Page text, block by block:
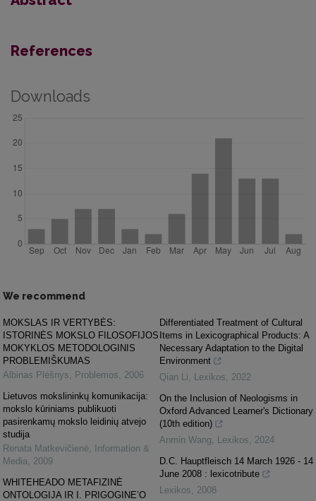
References
Downloads
We recommend
MOKSLAS IR VERTYBĖS:
ISTORINĖS MOKSLO FILOSOFIJOS
MOKYKLOS METODOLOGINIS
PROBLEMIŠKUMAS
Albinas Plėšnys, Problemos, 2006
Lietuvos mokslininkų komunikacija:
mokslo kūriniams publikuoti
pasirenkamų mokslo leidinių atvejo
studija
Renata Matkevičienė,
Information &
Media, 2009
WHITEHEADO METAFIZINĖ
ONTOLOGIJA IR I. PRIGOGINE’O
Differentiated Treatment of Cultural
Items in Lexicographical Products: A
Necessary Adaptation to the Digital
Environment
Qian Li, Lexikos, 2022
On the Inclusion of Neologisms in
Oxford Advanced Learner's Dictionary
(10th edition)
Anmin Wang, Lexikos, 2024
D.C. Hauptfleisch 14 March 1926 - 14
June 2008 : lexicotribute
Lexikos, 2008